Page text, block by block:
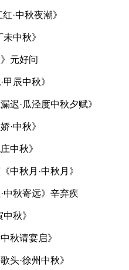
·中秋夜潮》
中秋》
元好问
辰中秋》
·瓜泾度中秋夕赋》
·中秋》
中秋》
秋月·中秋月》
秋寄远》辛弃疾
秋》
秋请宴启》
·徐州中秋》